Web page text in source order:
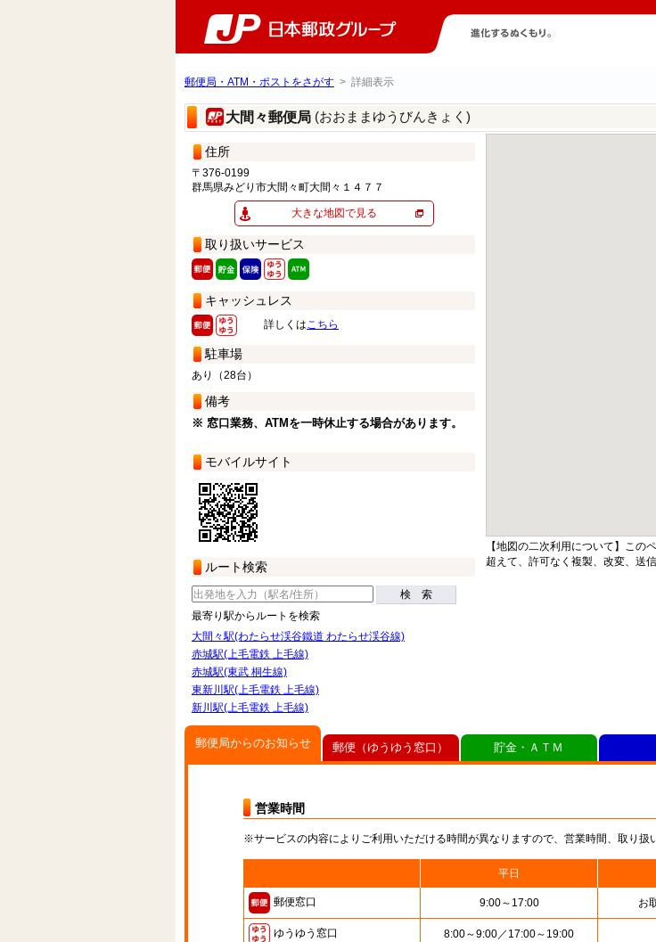
郵便局・ATM・ポストをさがす > 詳細表示
大間々郵便局 (おおままゆうびんきょく)
住所
〒376-0199
群馬県みどり市大間々町大間々１４７７
大きな地図で見る
取り扱いサービス
キャッシュレス
詳しくはこちら
駐車場
あり（28台）
備考
※ 窓口業務、ATMを一時休止する場合があります。
モバイルサイト
ルート検索
検 索
最寄り駅からルートを検索
大間々駅(わたらせ渓谷鐵道 わたらせ渓谷線)
赤城駅(上毛電鉄 上毛線)
赤城駅(東武 桐生線)
東新川駅(上毛電鉄 上毛線)
新川駅(上毛電鉄 上毛線)
【地図の二次利用について】この
超えて、許可なく複製、改変、送
郵便局からのお知らせ
営業時間
※サービスの内容によりご利用いただける時間が異なりますので、営業時間、取り扱
平日
郵便窓口 9:00～17:00 お
ゆうゆう窓口 8:00～9:00／17:00～19:00
郵便（ゆうゆう窓口） 貯金・ＡＴＭ